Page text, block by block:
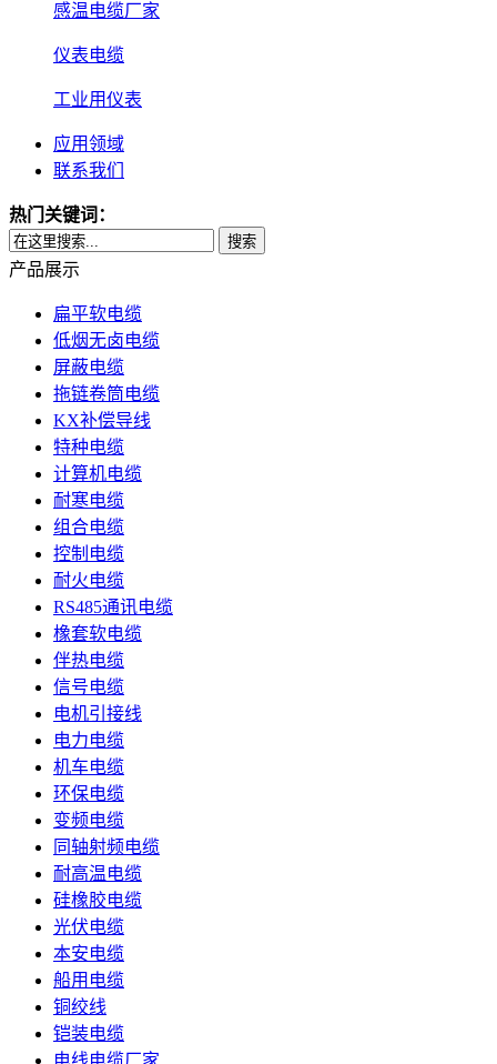
感温电缆厂家
仪表电缆
工业用仪表
应用领域
联系我们
热门关键词：
搜索
产品展示
扁平软电缆
低烟无卤电缆
屏蔽电缆
拖链卷筒电缆
KX补偿导线
特种电缆
计算机电缆
耐寒电缆
组合电缆
控制电缆
耐火电缆
RS485通讯电缆
橡套软电缆
伴热电缆
信号电缆
电机引接线
电力电缆
机车电缆
环保电缆
变频电缆
同轴射频电缆
耐高温电缆
硅橡胶电缆
光伏电缆
本安电缆
船用电缆
铜绞线
铠装电缆
电线电缆厂家